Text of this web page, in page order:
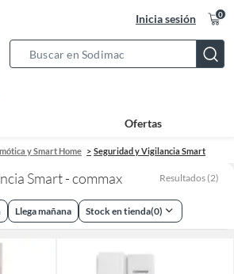
Inicia sesión 0
Bar
Ofertas
y Smart Home Seguridad y Vigilancia Smart
Smart - commax Resultados (2)
Llega mañana Stock en tienda(0)